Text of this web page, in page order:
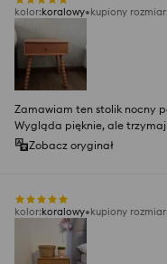
kolor:koralowy kupiony rozmiar
Zamawiam ten stolik nocny
Wygląda pięknie, ale
Zobacz oryginał
kolor:koralowy kupiony rozmiar